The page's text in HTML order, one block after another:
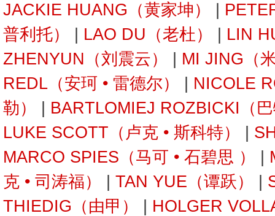
JACKIE HUANG（黄家坤）
普利托）
LAO DU（老杜）
LIN
ZHENYUN（刘震云）
MI JING（
REDL（安珂 • 雷德尔）
NICOLE
勒）
BARTLOMIEJ ROZBICKI（
LUKE SCOTT（卢克 • 斯科特）
MARCO SPIES（马可 • 石碧思 ）
克 • 司涛福）
TAN YUE（谭跃）
THIEDIG（由甲）
HOLGER